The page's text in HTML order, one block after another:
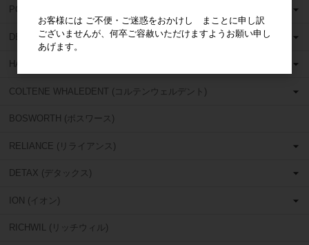
POLIRAPID (ポリラピッド)
DENTSPLY (デンツプライ)
HANEL (ハネル)
COLTENE WHALEDENT (コルテンウェルデント)
BOSWORTH (ボスワース)
RELIANCE (リライアンス)
DETAX (デタックス)
ION (イオン)
RICHWIL (リッチウィル)
お客様には ご不便・ご迷惑をおかけし まことに申し訳
ございませんが、何卒ご容赦いただけますようお願い申し
あげます。